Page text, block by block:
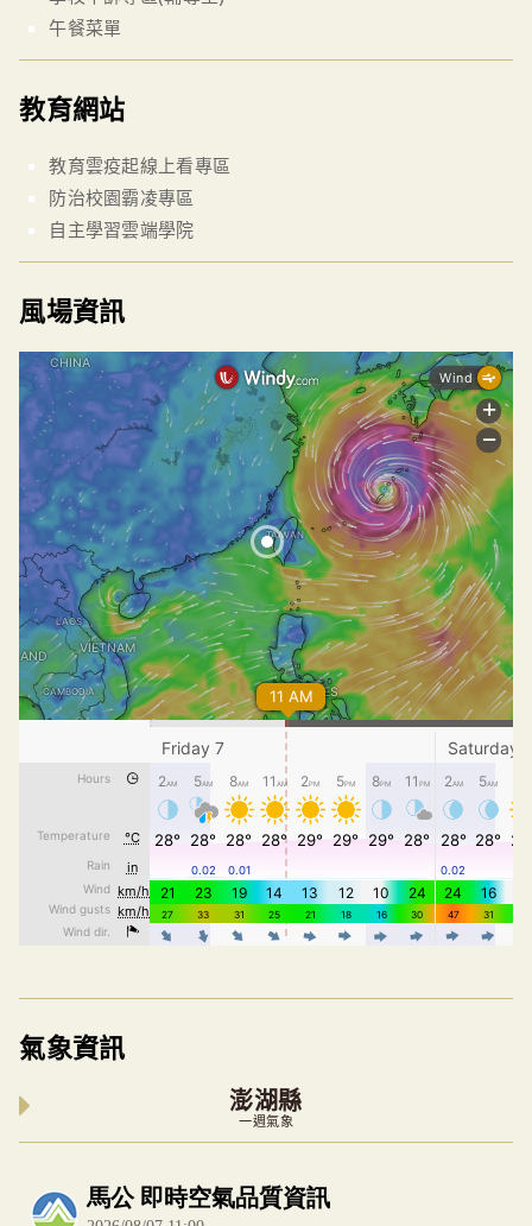
午餐菜單
教育網站
教育雲疫起線上看專區
防治校園霸凌專區
自主學習雲端學院
風場資訊
氣象資訊
澎湖縣
一週氣象
內嵌空氣品質小工具為視覺預覽，完整即時空